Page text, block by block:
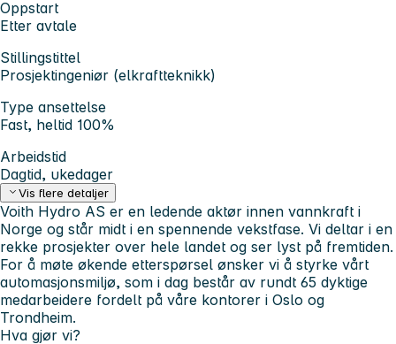
Oppstart
Etter avtale
Stillingstittel
Prosjektingeniør (elkraftteknikk)
Type ansettelse
Fast, heltid 100%
Arbeidstid
Dagtid, ukedager
Vis flere detaljer
Voith Hydro AS er en ledende aktør innen vannkraft i
Norge og står midt i en spennende vekstfase. Vi deltar i en
rekke prosjekter over hele landet og ser lyst på fremtiden.
For å møte økende etterspørsel ønsker vi å styrke vårt
automasjonsmiljø, som i dag består av rundt 65 dyktige
medarbeidere fordelt på våre kontorer i Oslo og
Trondheim.
Hva gjør vi?